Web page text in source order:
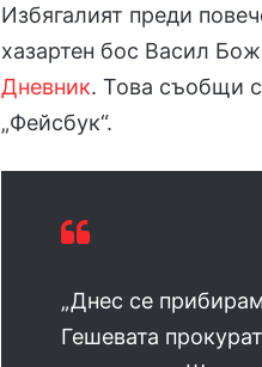
Избягалият преди
хазартен бос Васил
Дневник. Това съобщи
„Фейсбук“.
„Днес се
Гешевата